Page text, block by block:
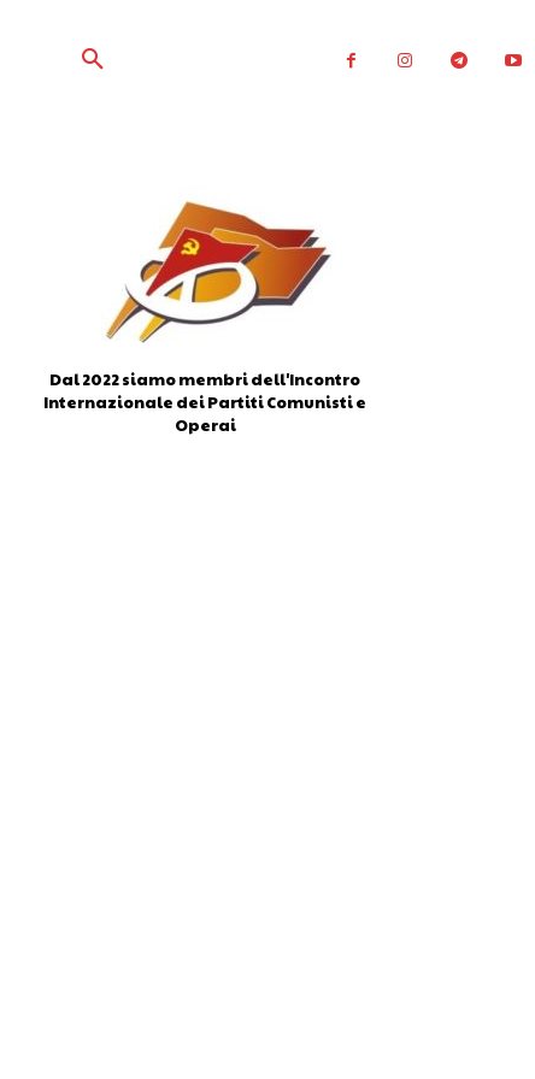
Dal 2022 siamo membri dell'Incontro
Internazionale dei Partiti Comunisti e
Operai